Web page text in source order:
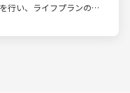
行い、ライフプランの設